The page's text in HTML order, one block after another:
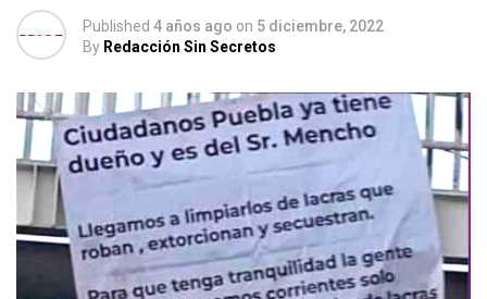
Published 4 años ago on 5 diciembre, 2022
By Redacción Sin Secretos